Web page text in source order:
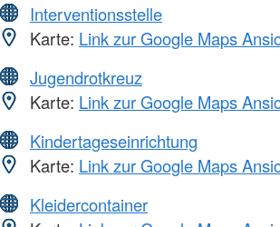
Interventionsstelle
Karte: Link zur Google Maps
Jugendrotkreuz
Karte: Link zur Google Maps
Kindertageseinrichtung
Karte: Link zur Google Maps
Kleidercontainer